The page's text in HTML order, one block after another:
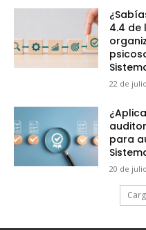
4.4 de
22 de
para
20 de